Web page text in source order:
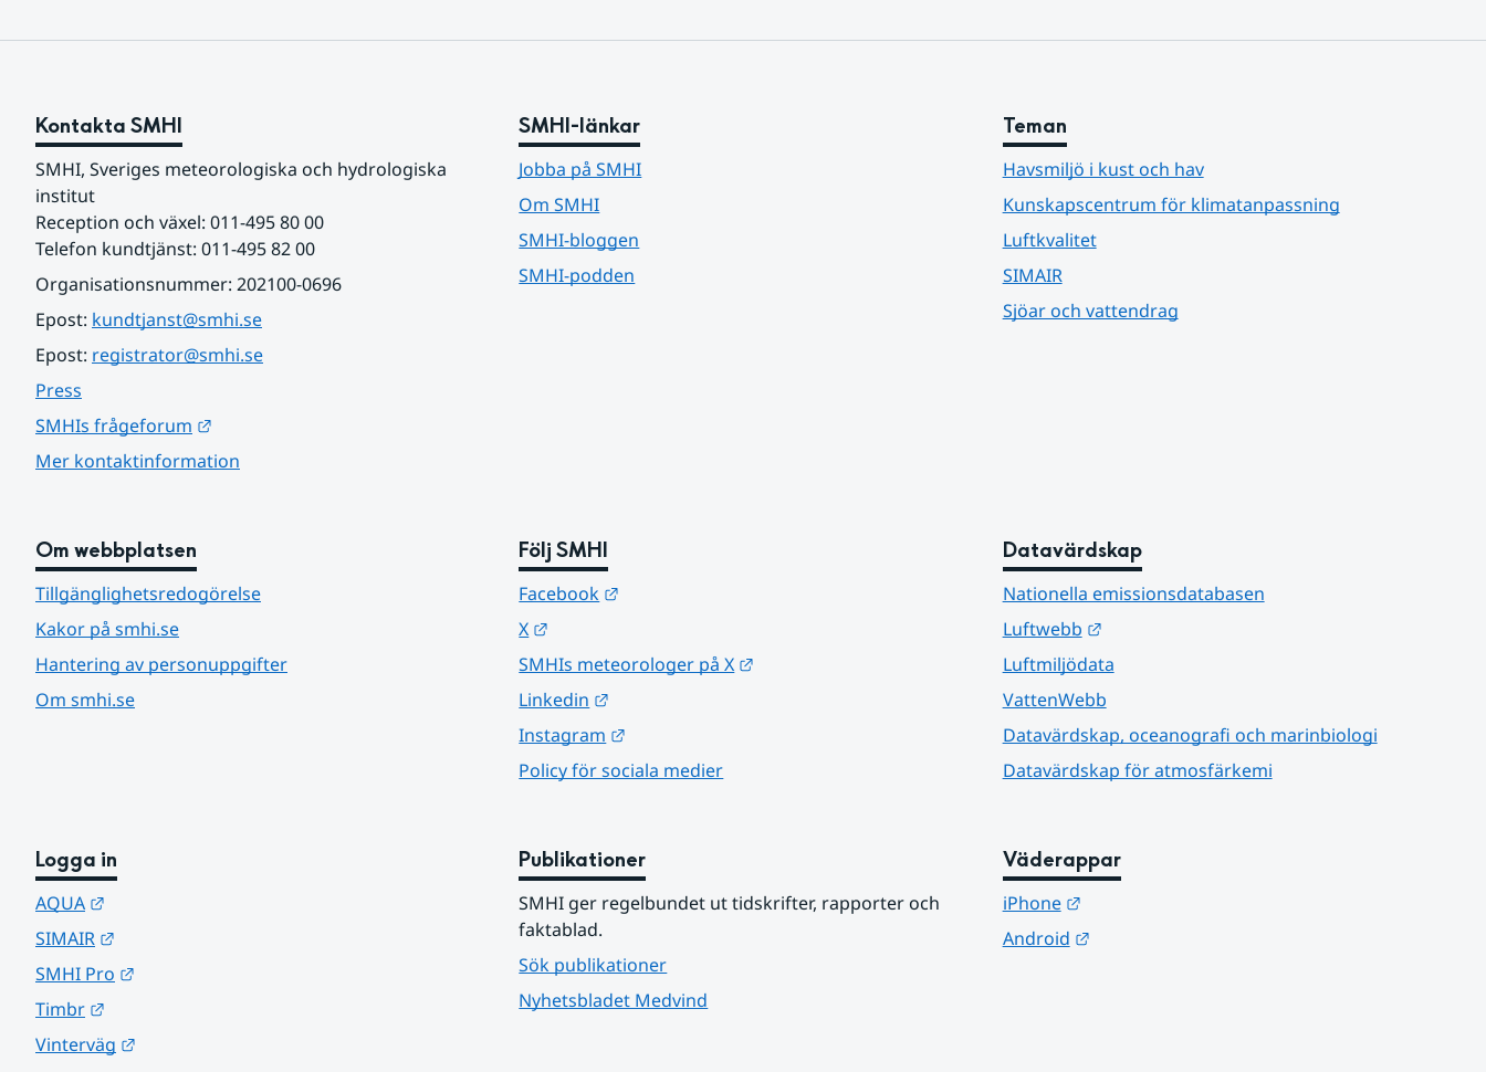
Kontakta SMHI
SMHI, Sveriges meteorologiska och hydrologiska
institut
Reception och växel: 011-495 80 00
Telefon kundtjänst: 011-495 82 00
Organisationsnummer: 202100-0696
Epost: kundtjanst@smhi.se
Epost: registrator@smhi.se
Press
SMHIs frågeforum
Mer kontaktinformation
SMHI-länkar
Jobba på SMHI
Om SMHI
SMHI-bloggen
SMHI-podden
Teman
Havsmiljö i kust och hav
Kunskapscentrum för klimatanpassning
Luftkvalitet
SIMAIR
Sjöar och vattendrag
Om webbplatsen
Tillgänglighetsredogörelse
Kakor på smhi.se
Hantering av personuppgifter
Om smhi.se
Följ SMHI
Facebook
X
SMHIs meteorologer på X
Linkedin
Instagram
Policy för sociala medier
Datavärdskap
Nationella emissionsdatabasen
Luftwebb
Länk till annan webbplats.
Luftmiljödata
VattenWebb
Datavärdskap, oceanografi och marinbiologi
Datavärdskap för atmosfärkemi
Logga in
AQUA
SIMAIR
SMHI Pro
Timbr
Vinterväg
Publikationer
SMHI ger regelbundet ut tidskrifter, rapporter och
faktablad.
Sök publikationer
Nyhetsbladet Medvind
Väderappar
iPhone
Länk till annan webbplats.
Android
Länk till annan webbplats.